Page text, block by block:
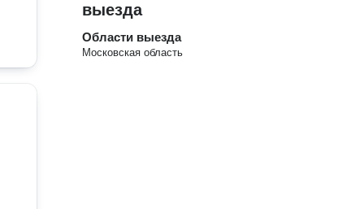
выезда
Области выезда
Московская область